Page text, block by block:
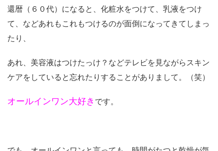
還暦（６０代）になると、化粧水をつけて、乳液をつけ
て、などあれもこれもつけるのが面倒になってきてしまっ
たり、
あれ、美容液はつけたっけ？などテレビを見ながらスキン
ケアをしていると忘れたりすることがありまして。（笑）
オールインワン大好き です。